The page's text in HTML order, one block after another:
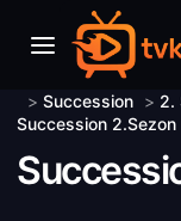
> Succession > 2.
Succession 2.Sezon